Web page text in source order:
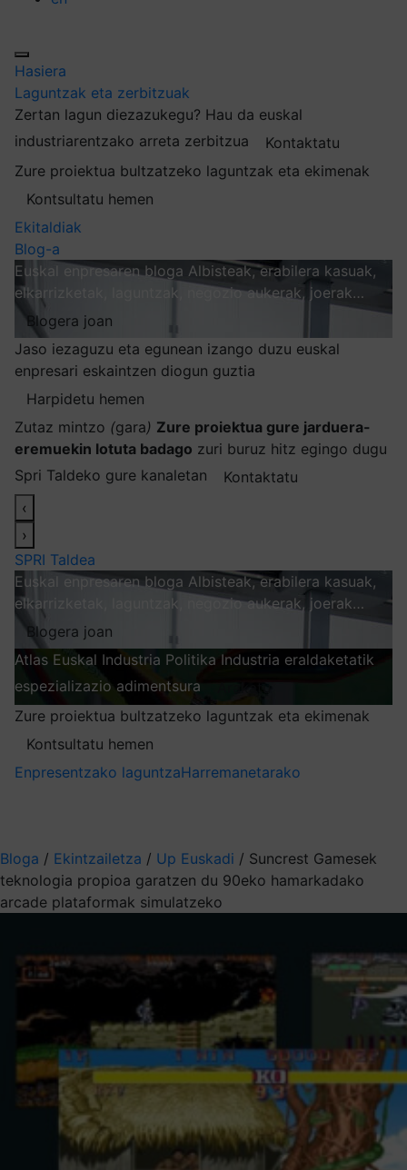
Hasiera
Laguntzak eta zerbitzuak
Zertan lagun diezazukegu? Hau da euskal
industriarentzako arreta zerbitzua
Kontaktatu
Zure proiektua bultzatzeko laguntzak eta ekimenak
Kontsultatu hemen
Ekitaldiak
Blog-a
Euskal enpresaren bloga Albisteak, erabilera kasuak,
elkarrizketak, laguntzak, negozio aukerak, joerak…
Blogera joan
Jaso iezaguzu eta egunean izango duzu euskal
enpresari eskaintzen diogun guztia
Harpidetu hemen
Zutaz mintzo (gara) Zure proiektua gure jarduera-
eremuekin lotuta badago zuri buruz hitz egingo dugu
Spri Taldeko gure kanaletan
Kontaktatu
‹
›
SPRI Taldea
Euskal enpresaren bloga Albisteak, erabilera kasuak,
elkarrizketak, laguntzak, negozio aukerak, joerak…
Blogera joan
Atlas Euskal Industria Politika Industria eraldaketatik
espezializazio adimentsura
Zure proiektua bultzatzeko laguntzak eta ekimenak
Kontsultatu hemen
Enpresentzako laguntzaHarremanetarako
Bloga / Ekintzailetza / Up Euskadi / Suncrest Gamesek
teknologia propioa garatzen du 90eko hamarkadako
arcade plataformak simulatzeko